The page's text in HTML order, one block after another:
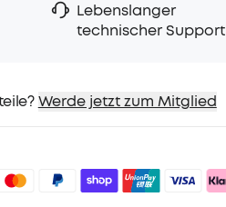
Lebenslanger
technischer Support
Werde jetzt zum Mitglied
Produkte
Mehr erfahren